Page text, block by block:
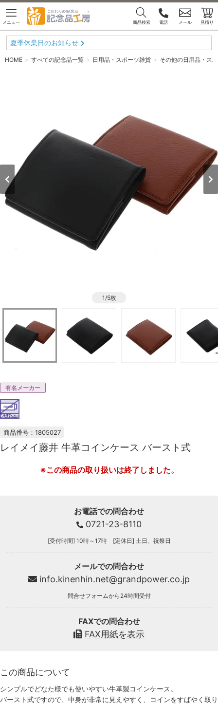
メニュー 商品検索 電話 メール 見積り
夏季休業日のお知らせ
HOME すべての記念品一覧 日用品・スポーツ雑貨 その他の日用品・ス
1/5枚
有名メーカー
商品番号：1805027
レイメイ藤井 牛革コインケース バースト式
※この商品の取り扱いは終了しました。
お電話での問合わせ
0721-23-8110
[受付時間] 10時～17時 [定休日] 土日、祝祭日
メールでの問合わせ
info.kinenhin.net@grandpower.co.jp
問合せフォームから24時間受付
FAXでの問合わせ
FAX用紙を表示
この商品について
シンプルでどなた様でも使いやすい牛革製コインケース。
バースト式ですので、中身が非常に見えやすく、コインをすばやく取り